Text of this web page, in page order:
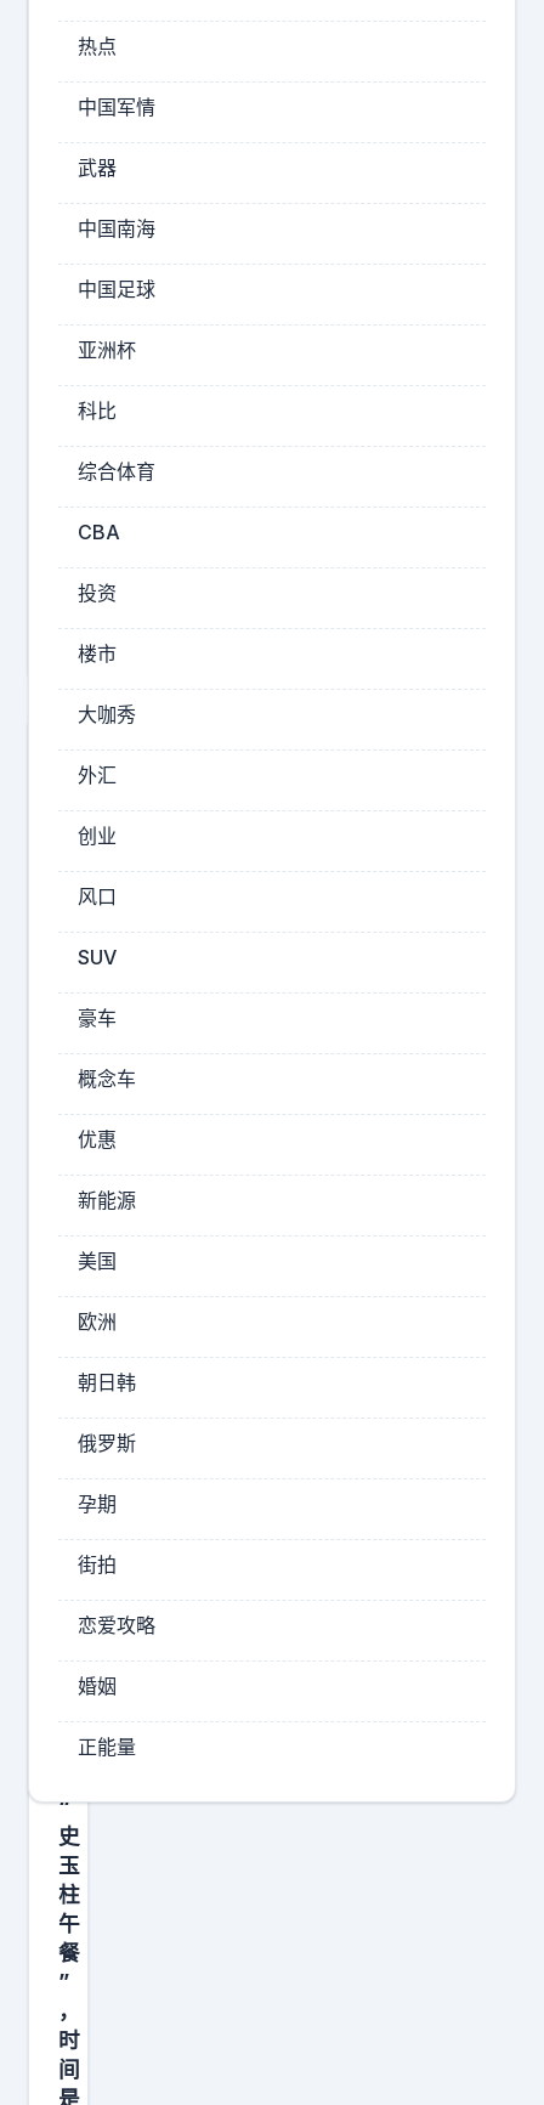
！
百
亿
套
现
路
不
是
因
为
王
传
福
输
，
恰
恰
是
赢
太
惨
烈
。
万
辆
销
量
背
后
是
跌
5
个
月
的
大
盘
和
被
价
格
砍
到
洲
股
市
票
块-
车
迪
巴
菲
特
传
史
玉
柱
年
是
人
，
然
菲
特
拍
卖
午
餐
，
江
湖
人
“
史
玉
柱
午
餐
”
，
时
间
是
热点
中国军情
武器
中国南海
中国足球
亚洲杯
科比
综合体育
CBA
投资
楼市
大咖秀
外汇
创业
风口
SUV
豪车
概念车
优惠
新能源
美国
欧洲
朝日韩
俄罗斯
孕期
街拍
恋爱攻略
婚姻
正能量